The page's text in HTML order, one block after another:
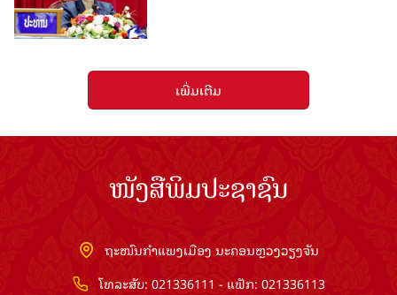
ເພີ່ມເຕີມ
ໜັງສືພິມປະຊາຊົນ
ຖະໜົນກຳແພງເມືອງ ນະຄອນຫຼວງວຽງຈັນ
ໂທລະສັບ: 021336111 - ແຟັກ: 021336113